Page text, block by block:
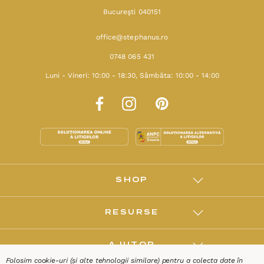
Bucureşti 040151
office@stephanus.ro
0748 065 431
Luni - Vineri: 10:00 - 18:30, Sâmbăta: 10:00 - 14:00
SHOP
RESURSE
AJUTOR
Folosim cookie-uri (și alte tehnologii similare) pentru a colecta date în